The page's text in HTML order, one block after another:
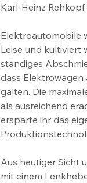
Karl-Heinz
Elektroautomobile
Leise und kultiviert
ständiges
dass Elektrowagen
galten. Die
als ausreichend
ersparte ihr das
Aus heutiger Sicht
mit einem